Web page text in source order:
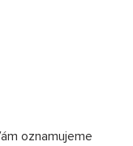
oznamujeme